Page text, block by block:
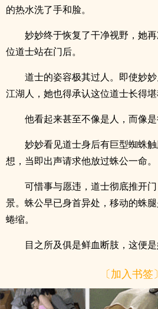
的热水洗了手和脸。
妙妙终于恢复了干净视野，她
位道士站在门后。
道士的姿容极其过人。即使妙
江湖人，她也得承认这位道士长得堪
他看起来甚至不像是人，而像是
妙妙看见道士身后有巨型蜘蛛
想，当即出声请求他放过蛛公一命。
可惜事与愿违，道士彻底推开
景。蛛公早已身首异处，移动的蛛
蜷缩。
目之所及俱是鲜血断肢，这便是
〔加入书签〕